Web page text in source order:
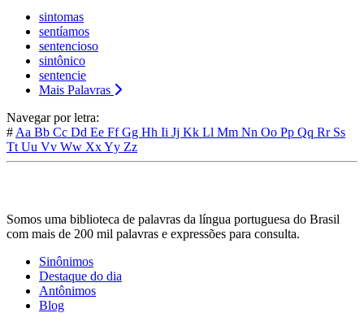
sintomas
sentíamos
sentencioso
sintônico
sentencie
Mais Palavras
Navegar por letra:
# Aa Bb Cc Dd Ee FfGg Hh Ii Jj Kk Ll Mm Nn Oo Pp Qq Rr Ss
Tt Uu Vv Ww XxYy Zz
Somos uma biblioteca de palavras da língua portuguesa do Brasil
com mais de 200 mil palavras e expressões para consulta.
Sinônimos
Destaque do dia
Antônimos
Blog